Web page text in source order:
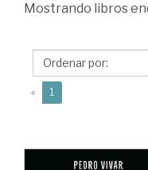
Vivar,
Mostrando libros
« 1